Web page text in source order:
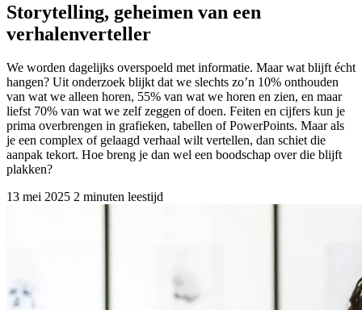
Storytelling, geheimen van een
verhalenverteller
We worden dagelijks overspoeld met informatie. Maar wat blijft écht
hangen? Uit onderzoek blijkt dat we slechts zo’n 10% onthouden
van wat we alleen horen, 55% van wat we horen en zien, en maar
liefst 70% van wat we zelf zeggen of doen. Feiten en cijfers kun je
prima overbrengen in grafieken, tabellen of PowerPoints. Maar als
je een complex of gelaagd verhaal wilt vertellen, dan schiet die
aanpak tekort. Hoe breng je dan wel een boodschap over die blijft
plakken?
13 mei 2025 2 minuten leestijd